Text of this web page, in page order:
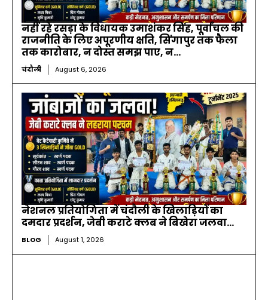
नहीं रहे रसड़ा के विधायक उमाशंकर सिंह, पूर्वांचल की
राजनीति के लिए अपूरणीय क्षति, सिंगापुर तक फैला
तक कारोबार, न दोस्त समझ पाए, न...
चंदौली August 6, 2026
नेशनल प्रतियोगिता में चंदौली के खिलाड़ियों का
दमदार प्रदर्शन, जेबी कराटे क्लब ने बिखेरा जलवा…
BLOG August 1, 2026